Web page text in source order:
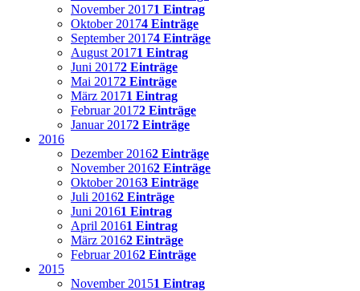
November 20171 Eintrag
Oktober 20174 Einträge
September 20174 Einträge
August 20171 Eintrag
Juni 20172 Einträge
Mai 20172 Einträge
März 20171 Eintrag
Februar 20172 Einträge
Januar 20172 Einträge
2016
Dezember 20162 Einträge
November 20162 Einträge
Oktober 20163 Einträge
Juli 20162 Einträge
Juni 20161 Eintrag
April 20161 Eintrag
März 20162 Einträge
Februar 20162 Einträge
2015
November 20151 Eintrag